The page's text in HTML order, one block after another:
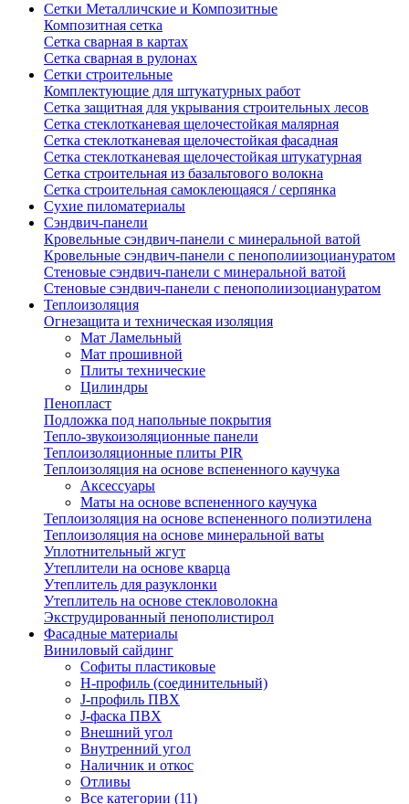
Сетки Металличские и Композитные
Композитная сетка
Сетка сварная в картах
Сетка сварная в рулонах
Сетки строительные
Комплектующие для штукатурных работ
Сетка защитная для укрывания строительных лесов
Сетка стеклотканевая щелочестойкая малярная
Сетка стеклотканевая щелочестойкая фасадная
Сетка стеклотканевая щелочестойкая штукатурная
Сетка строительная из базальтового волокна
Сетка строительная самоклеющаяся / серпянка
Сухие пиломатериалы
Сэндвич-панели
Кровельные сэндвич-панели с минеральной ватой
Кровельные сэндвич-панели с пенополиизоциануратом
Стеновые сэндвич-панели с минеральной ватой
Стеновые сэндвич-панели с пенополиизоциануратом
Теплоизоляция
Огнезащита и техническая изоляция
Мат Ламельный
Мат прошивной
Плиты технические
Цилиндры
Пенопласт
Подложка под напольные покрытия
Тепло-звукоизоляционные панели
Теплоизоляционные плиты PIR
Теплоизоляция на основе вспененного каучука
Аксессуары
Маты на основе вспененного каучука
Теплоизоляция на основе вспененного полиэтилена
Теплоизоляция на основе минеральной ваты
Уплотнительный жгут
Утеплители на основе кварца
Утеплитель для разуклонки
Утеплитель на основе стекловолокна
Экструдированный пенополистирол
Фасадные материалы
Виниловый сайдинг
Cофиты пластиковые
H-профиль (соединительный)
J-профиль ПВХ
J-фаска ПВХ
Внешний угол
Внутренний угол
Наличник и откос
Отливы
Все категории (11)